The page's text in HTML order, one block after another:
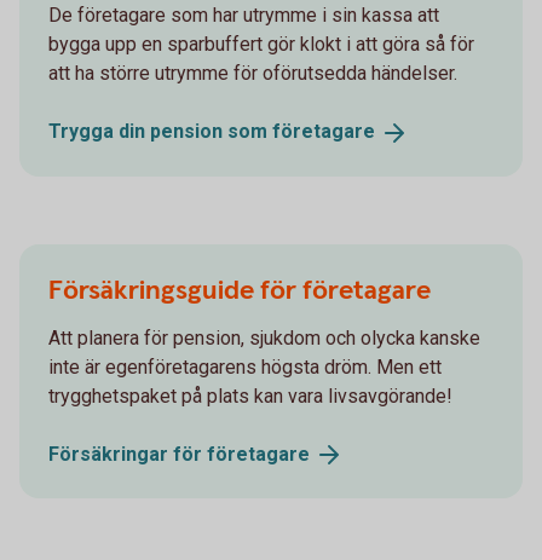
De företagare som har utrymme i sin kassa att
bygga upp en sparbuffert gör klokt i att göra så för
att ha större utrymme för oförutsedda händelser.
Trygga din pension som företagare
Försäkringsguide för företagare
Att planera för pension, sjukdom och olycka kanske
inte är egenföretagarens högsta dröm. Men ett
trygghetspaket på plats kan vara livsavgörande!
Försäkringar för företagare